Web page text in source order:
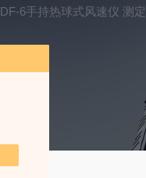
6手持热球式风速仪 测